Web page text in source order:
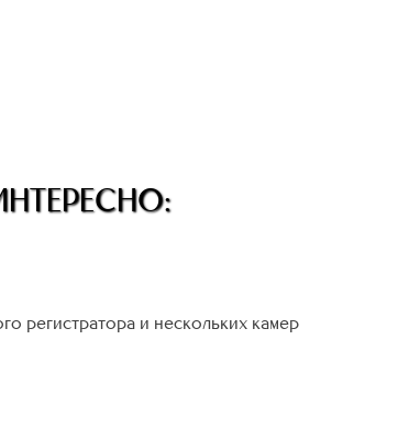
регистратора и нескольких камер